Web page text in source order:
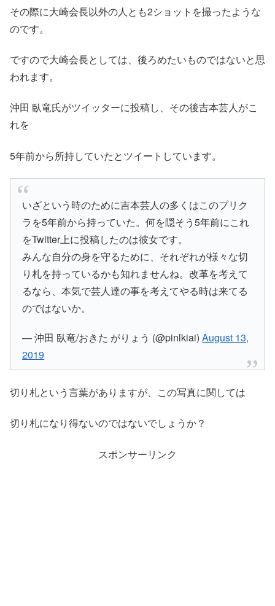
その際に大崎会長以外の人とも2ショットを撮ったような
のです。
ですので大崎会長としては、後ろめたいものではないと思
われます。
沖田 臥竜氏がツイッターに投稿し、その後吉本芸人がこ
れを
5年前から所持していたとツイートしています。
いざという時のために吉本芸人の多くはこのプリク
ラを5年前から持っていた。何を隠そう5年前にこれ
をTwitter上に投稿したのは彼女です。
みんな自分の身を守るために、それぞれが様々な切
り札を持っているかも知れませんね。改革を考えて
るなら、本気で芸人達の事を考えてやる時は来てる
のではないか。
— 沖田 臥竜/おきた がりょう (@pinlkiai)August 13,
2019
切り札という言葉がありますが、この写真に関しては
切り札になり得ないのではないでしょうか？
スポンサーリンク